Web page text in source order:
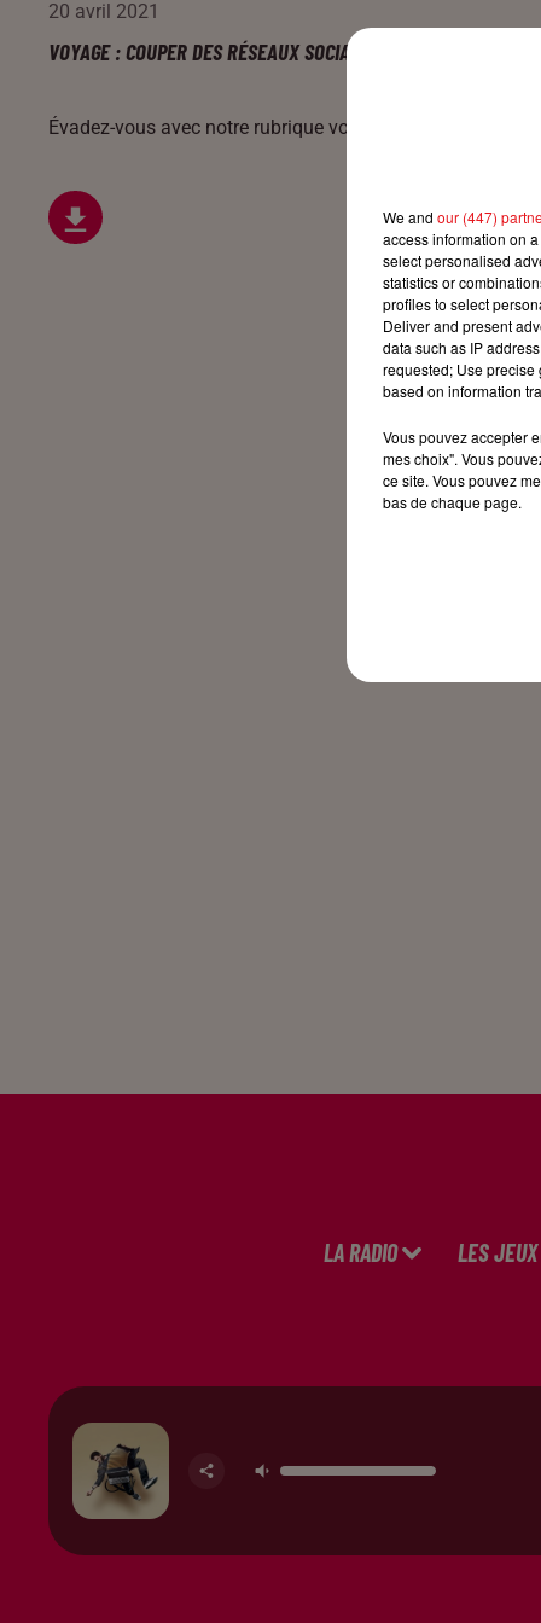
20 avril 2021
VOYAGE : COUPER DES RÉSEAUX SOCIAUX
Évadez-vous avec notre rubrique voyage tous les jours
LA RADIO LES JEUX
We and our (447)
access information on
select personalised
statistics or
profiles to select
Deliver and present
data such as IP
requested; Use precise
based on information
Vous pouvez accepter
mes choix". Vous
ce site. Vous pouvez
bas de chaque page.